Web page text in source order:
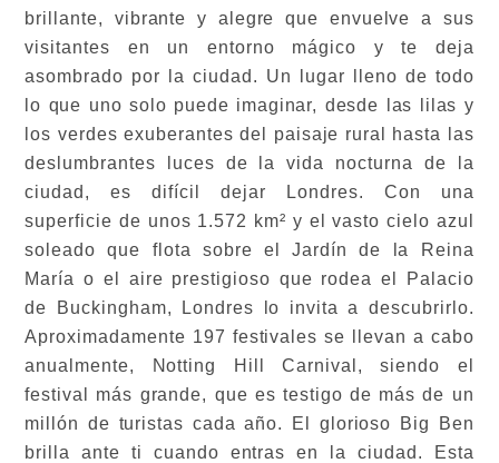
brillante, vibrante y alegre que envuelve a sus
visitantes en un entorno mágico y te deja
asombrado por la ciudad. Un lugar lleno de todo
lo que uno solo puede imaginar, desde las lilas y
los verdes exuberantes del paisaje rural hasta las
deslumbrantes luces de la vida nocturna de la
ciudad, es difícil dejar Londres. Con una
superficie de unos 1.572 km² y el vasto cielo azul
soleado que flota sobre el Jardín de la Reina
María o el aire prestigioso que rodea el Palacio
de Buckingham, Londres lo invita a descubrirlo.
Aproximadamente 197 festivales se llevan a cabo
anualmente, Notting Hill Carnival, siendo el
festival más grande, que es testigo de más de un
millón de turistas cada año. El glorioso Big Ben
brilla ante ti cuando entras en la ciudad. Esta